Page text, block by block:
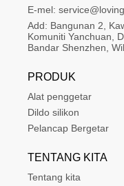
E-mel:
Add: Bangunan 2,
Komuniti Yanchuan,
Bandar Shenzhen,
PRODUK
Alat penggetar
Dildo silikon
Pelancap Bergetar
TENTANG KITA
Tentang kita